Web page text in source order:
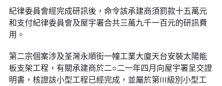
紀律委員會經完成研訊後，命令該承建商須罰款十五萬元
和支付紀律委員會及屋宇署合共三萬九千一百元的研訊費
用。
第二宗個案涉及荃灣永順街一幢工業大廈天台安裝太陽能
板支架工程，有關承建商於二○二一年四月向屋宇署呈交證
明書，核證該小型工程已經完成，並屬於第III級別小型工